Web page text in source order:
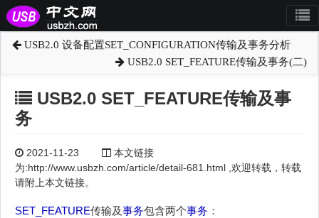
USB2.0 设备配置SET_CONFIGURATION传输及事务分析
USB2.0 SET_FEATURE传输及事务(二)
USB2.0 SET_FEATURE传输及事
务
2021-11-23
本文链接
为:http://www.usbzh.com/article/detail-681.html ,欢迎转载，转载
请附上本文链接。
SET_FEATURE传输及事务包含两个事务 ：